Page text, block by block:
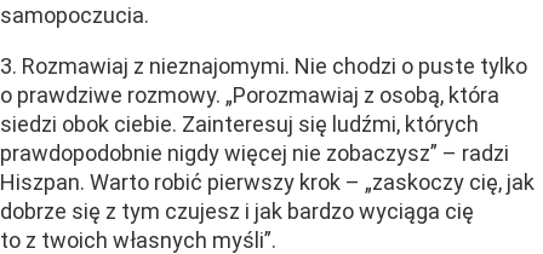
samopoczucia.
3. Rozmawiaj z nieznajomymi. Nie chodzi o puste tylko
o prawdziwe rozmowy. „Porozmawiaj z osobą, która
siedzi obok ciebie. Zainteresuj się ludźmi, których
prawdopodobnie nigdy więcej nie zobaczysz” – radzi
Hiszpan. Warto robić pierwszy krok – „zaskoczy cię, jak
dobrze się z tym czujesz i jak bardzo wyciąga cię
to z twoich własnych myśli”.